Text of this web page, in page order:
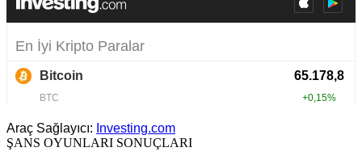
Araç Sağlayıcı: Investing.com
ŞANS OYUNLARI SONUÇLARI